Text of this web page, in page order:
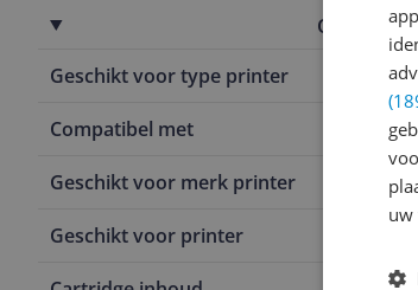
Overige
Geschikt voor type printer
Compatibel met
Geschikt voor merk printer
Geschikt voor printer
uw